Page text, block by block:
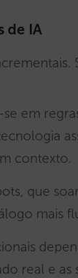
de IA
em
contexto.
que
mais
real e as